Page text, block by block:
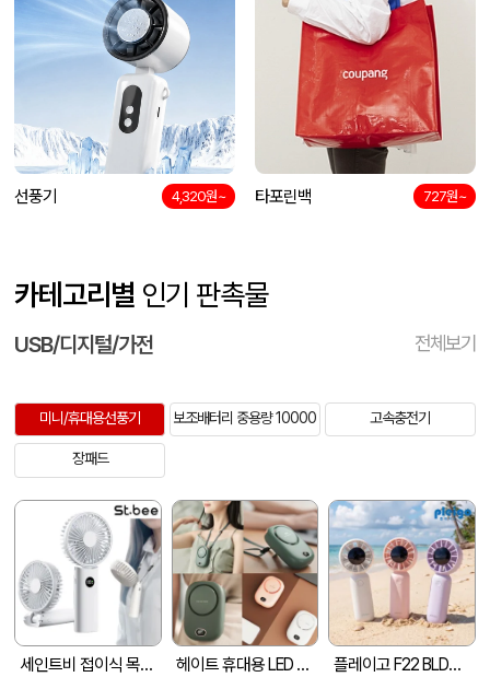
선풍기 4,320원~ 타포린백 727원~
카테고리별 인기 판촉물
USB/디지털/가전 전체보기
미니/휴대용선풍기 보조배터리 중용량 10000 고속충전기
장패드
세인트비 접이식 목걸이 선풍기 LED 숫자표시 목스트랩증정 헤이트 휴대용 LED 3단 조절 선풍기 플레이고 F22 BLDC모터 저소음 미니 선풍기